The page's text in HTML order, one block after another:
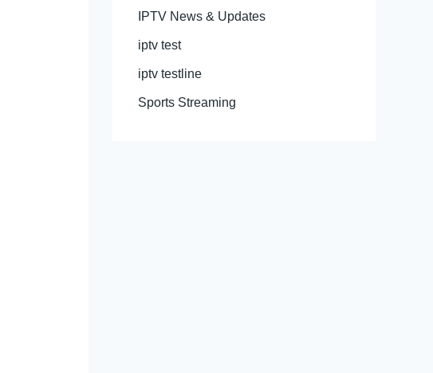
IPTV News & Updates
iptv test
iptv testline
Sports Streaming